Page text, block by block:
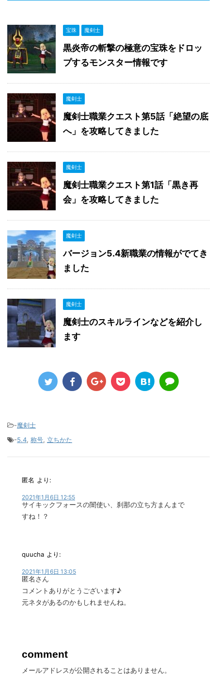
宝珠 魔剣士
黒炎帝の斬撃の極意の宝珠をドロッ
プするモンスター情報です
魔剣士
魔剣士職業クエスト第5話「絶望の底
へ」を攻略してきました
魔剣士
魔剣士職業クエスト第1話「黒き再
会」を攻略してきました
魔剣士
バージョン5.4新職業の情報がでてき
ました
魔剣士
魔剣士のスキルラインなどを紹介し
ます
-魔剣士
-5.4, 称号, 立ちかた
匿名 より:
2021年1月6日 12:55
サイキックフォースの闇使い、刹那の立ち方まんまで
すね！？
quucha より:
2021年1月6日 13:05
匿名さん
コメントありがとうございます♪
元ネタがあるのかもしれませんね。
comment
メールアドレスが公開されることはありません。